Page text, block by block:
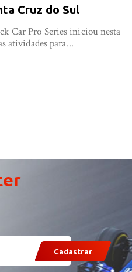
Cruz do Sul
Car Pro Series iniciou nesta
atividades para...
Cadastrar